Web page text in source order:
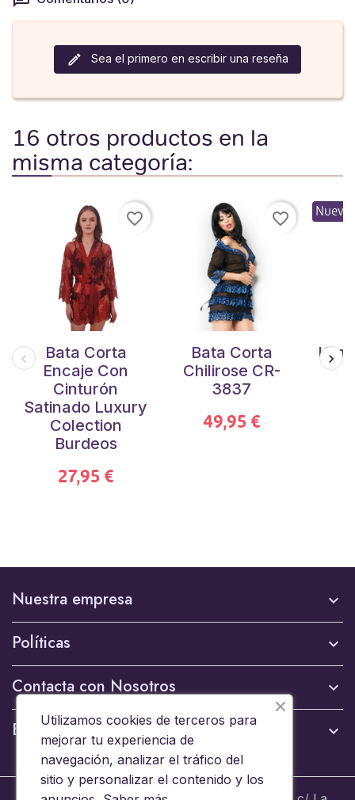
Sea el primero en escribir una reseña
16 otros productos en la
misma categoría:
Bata Corta
Encaje Con
Cinturón
Satinado Luxury
Colection
Burdeos
27,95 €
favorite_border
Bata Corta
Chilirose CR-
3837
49,95 €
favorite_border Nuevo
Nuestra empresa 
Políticas 
Contacta con Nosotros 
Boletín 
Utilizamos cookies de terceros para
mejorar tu experiencia de
navegación, analizar el tráfico del
sitio y personalizar el contenido y los